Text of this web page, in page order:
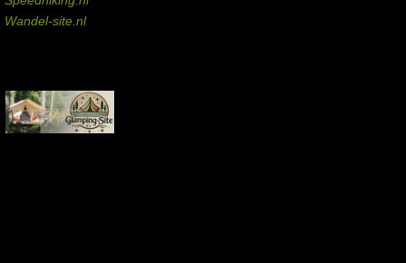
Wandel-site.nl